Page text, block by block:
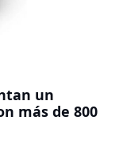
un
más de 800